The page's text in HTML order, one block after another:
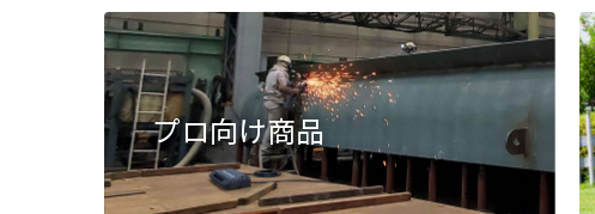
プロ向け商品